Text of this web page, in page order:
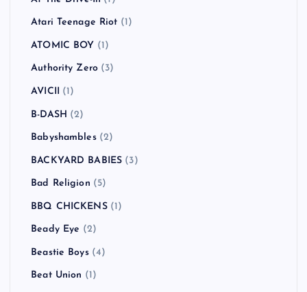
Atari Teenage Riot (1)
ATOMIC BOY (1)
Authority Zero (3)
AVICII (1)
B-DASH (2)
Babyshambles(2)
BACKYARD BABIES (3)
Bad Religion (5)
BBQ CHICKENS(1)
Beady Eye (2)
Beastie Boys(4)
Beat Union (1)